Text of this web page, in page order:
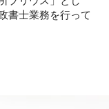
書士業務を行って